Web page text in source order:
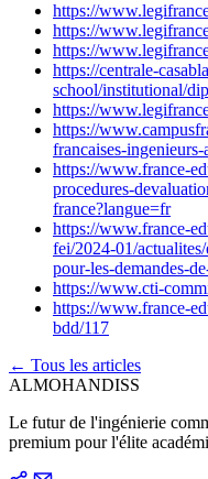
https://
https://
https://
https://centrale-
school/institutional/
https://
https://
francaises-
https://www.france-
procedures-
france?langue=fr
https://www.france-
fei/2024-01/
pour-les-demandes-
https://www.cti-
https://www.france-
bdd/117
← Tous les articles
ALMOHANDISS
Le futur de l'ingénierie
premium pour l'élite